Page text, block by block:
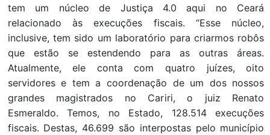
tem um núcleo de Justiça 4.0 aqui no Ceará
relacionado às execuções fiscais. “Esse núcleo,
inclusive, tem sido um laboratório para criarmos robôs
que estão se estendendo para as outras áreas.
Atualmente, ele conta com quatro juízes, oito
servidores e tem a coordenação de um dos nossos
grandes magistrados no Cariri, o juiz Renato
Esmeraldo. Temos, no Estado, 128.514 execuções
fiscais. Destas, 46.699 são interpostas pelo município